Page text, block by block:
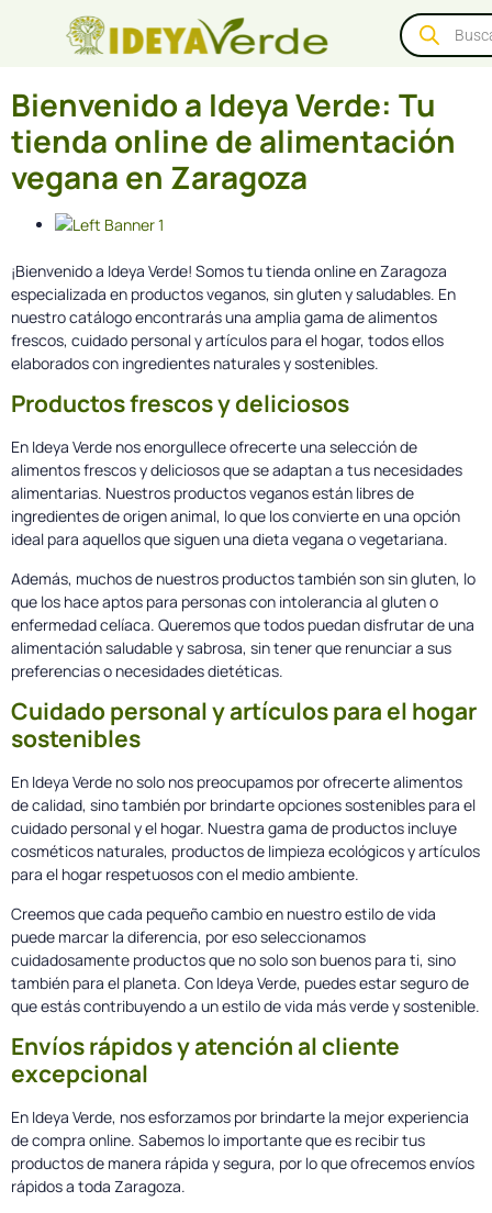
Bienvenido a Ideya Verde: Tu
tienda online de alimentación
vegana en Zaragoza
¡Bienvenido a Ideya Verde! Somos tu tienda online en Zaragoza
especializada en productos veganos, sin gluten y saludables. En
nuestro catálogo encontrarás una amplia gama de alimentos
frescos, cuidado personal y artículos para el hogar, todos ellos
elaborados con ingredientes naturales y sostenibles.
Productos frescos y deliciosos
En Ideya Verde nos enorgullece ofrecerte una selección de
alimentos frescos y deliciosos que se adaptan a tus necesidades
alimentarias. Nuestros productos veganos están libres de
ingredientes de origen animal, lo que los convierte en una opción
ideal para aquellos que siguen una dieta vegana o vegetariana.
Además, muchos de nuestros productos también son sin gluten, lo
que los hace aptos para personas con intolerancia al gluten o
enfermedad celíaca. Queremos que todos puedan disfrutar de una
alimentación saludable y sabrosa, sin tener que renunciar a sus
preferencias o necesidades dietéticas.
Cuidado personal y artículos para el hogar
sostenibles
En Ideya Verde no solo nos preocupamos por ofrecerte alimentos
de calidad, sino también por brindarte opciones sostenibles para el
cuidado personal y el hogar. Nuestra gama de productos incluye
cosméticos naturales, productos de limpieza ecológicos y artículos
para el hogar respetuosos con el medio ambiente.
Creemos que cada pequeño cambio en nuestro estilo de vida
puede marcar la diferencia, por eso seleccionamos
cuidadosamente productos que no solo son buenos para ti, sino
también para el planeta. Con Ideya Verde, puedes estar seguro de
que estás contribuyendo a un estilo de vida más verde y sostenible.
Envíos rápidos y atención al cliente
excepcional
En Ideya Verde, nos esforzamos por brindarte la mejor experiencia
de compra online. Sabemos lo importante que es recibir tus
productos de manera rápida y segura, por lo que ofrecemos envíos
rápidos a toda Zaragoza.